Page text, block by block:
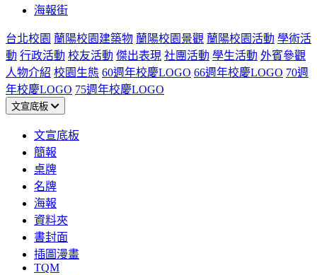
海報街
台北校園 蘭陽校園建築物 蘭陽校園景觀 蘭陽校園活動 學術活
動 行政活動 校友活動 傑出表現 社團活動 學生活動 外賓參觀
人物介紹 校園生態 60週年校慶LOGO 66週年校慶LOGO 70週
年校慶LOGO 75週年校慶LOGO
文宣底板
文宣底板
簡報
桌牌
名牌
海報
資料夾
書封面
插圖漫畫
TQM